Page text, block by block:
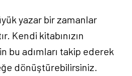
yazar bir zamanlar
Kendi kitabınızın
bu adımları takip ederek
dönüştürebilirsiniz.